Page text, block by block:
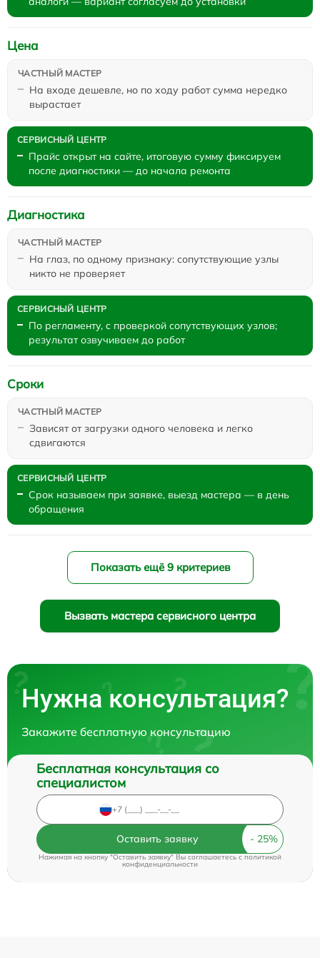
На входе дешевле, но по ходу работ сумма нередко
вырастает
Цена
Прайс открыт на сайте, итоговую сумму фиксируем
после диагностики — до начала ремонта
На глаз, по одному признаку: сопутствующие узлы
никто не проверяет
Диагностика
По регламенту, с проверкой сопутствующих узлов;
результат озвучиваем до работ
Зависят от загрузки одного человека и легко
сдвигаются
Сроки
Срок называем при заявке, выезд мастера — в день
обращения
Показать ещё 9 критериев
Вызвать мастера сервисного центра
Нужна консультация?
Закажите бесплатную консультацию
Бесплатная консультация со
специалистом
Оставить заявку
Нажимая на кнопку "Оставить заявку" Вы соглашаетесь cполитикой
конфиденциальности